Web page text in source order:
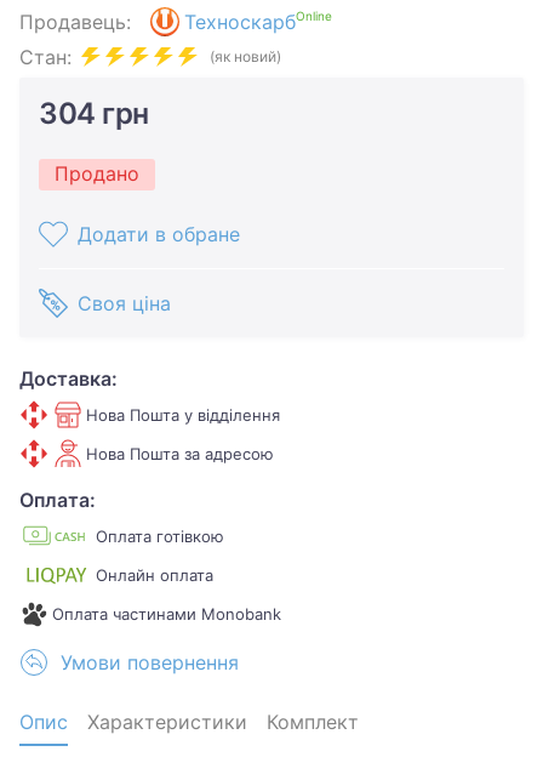
Продавець: ТехноскарбOnline
Стан: (як новий)
304 грн
Продано
Додати в обране
Своя ціна
Доставка:
Нова Пошта у відділення
Нова Пошта за адресою
Оплата:
Оплата готівкою
Онлайн оплата
Оплата частинами Monobank
Умови повернення
Опис Характеристики Комплект